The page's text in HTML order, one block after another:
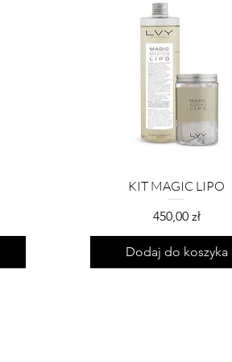
KIT MAGIC LIPO
Cena
450,00 zł
Dodaj do koszyka